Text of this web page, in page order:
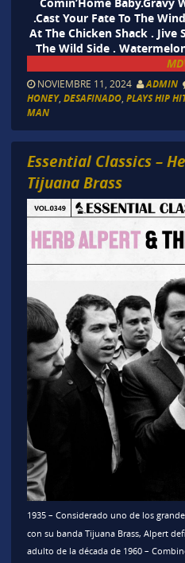
.Cast Your Fate To The
At The Chicken Shack . Jive
The Wild Side .
NOVIEMBRE 11, 2024 ADMIN
HONEY, DESAFINADO, PLAYS HIP
MAN
Essential Classics –
Tijuana Brass
1935 – Considerado uno de los
con su banda Tijuana Brass, Alpert
adulto de la década de 1960 –